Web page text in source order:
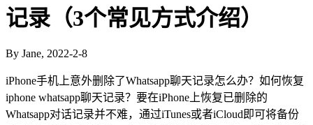
记录（3个常见方式介绍）
By Jane, 2022-2-8
iPhone手机上意外删除了Whatsapp聊天记录怎么办？如何恢复
iphone whatsapp聊天记录？要在iPhone上恢复已删除的
Whatsapp对话记录并不难，通过iTunes或者iCloud即可将备份